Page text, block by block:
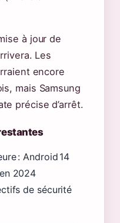
à jour de
Les
encore
mais Samsung
précise d’arrêt.
: Android 14
2024
de sécurité